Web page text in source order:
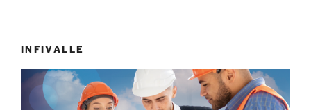
INFIVALLE